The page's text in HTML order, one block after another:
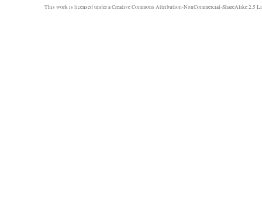
This work is licensed under aCreative Commons Attribution-NonCommercial-ShareAlike 2.5